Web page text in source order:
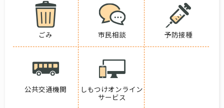
ごみ 市民相談 予防接種
公共交通機関
しもつけオンライン
サービス